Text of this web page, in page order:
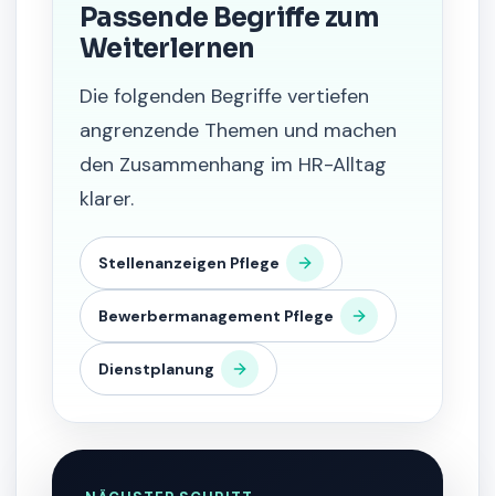
Passende Begriffe zum
Weiterlernen
Die folgenden Begriffe vertiefen
angrenzende Themen und machen
den Zusammenhang im HR-Alltag
klarer.
Stellenanzeigen Pflege
Bewerbermanagement Pflege
Dienstplanung